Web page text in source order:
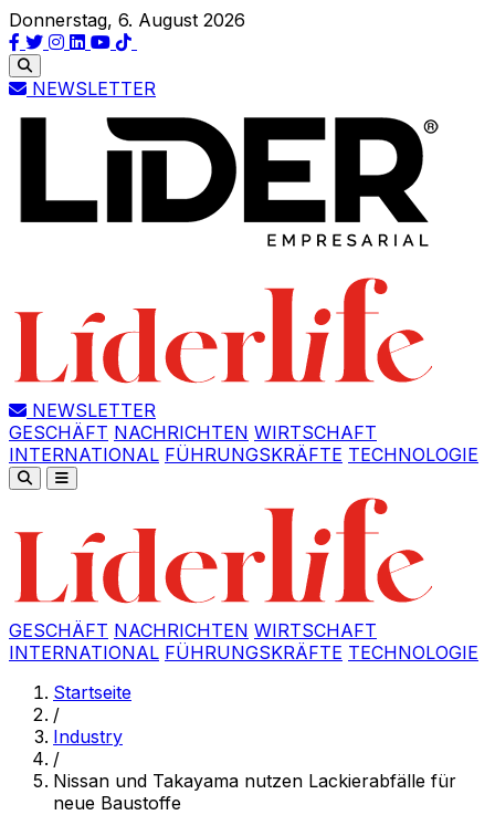
Donnerstag, 6. August 2026
NEWSLETTER
NEWSLETTER
GESCHÄFT NACHRICHTEN WIRTSCHAFT
INTERNATIONAL FÜHRUNGSKRÄFTE TECHNOLOGIE
GESCHÄFT NACHRICHTEN WIRTSCHAFT
INTERNATIONAL FÜHRUNGSKRÄFTE TECHNOLOGIE
Startseite
/
Industry
/
Nissan und Takayama nutzen Lackierabfälle für
neue Baustoffe